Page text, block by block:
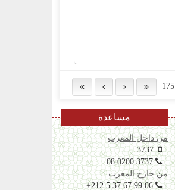
175
مساعدة
من داخل المغرب
3737
08 0200 3737
من خارج المغرب
+212 5 37 67 99 06